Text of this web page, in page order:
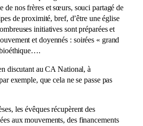
de nos frères et sœurs, souci partagé de
de proximité, bref, d’être une église
initiatives sont préparées et
et doyennés : soirées « grand
discutant au CA National, à
exemple, que cela ne se passe pas
les évêques récupèrent des
aux mouvements, des financements